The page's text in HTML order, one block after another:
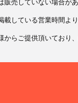
している営業時間よ
らご提供頂いており